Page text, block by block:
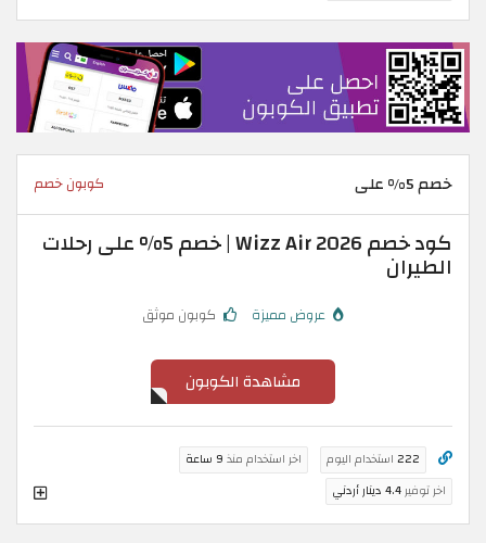
خصم 5% على كوبون خصم
كود خصم Wizz Air 2026 | خصم 5% على رحلات
الطيران
عروض مميزة كوبون موثق
مشاهدة الكوبون
222 استخدام اليوم اخر استخدام منذ 9 ساعة
اخر توفير4.4 دينار أردني